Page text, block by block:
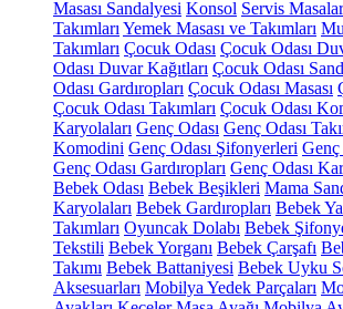
Masası Sandalyesi Konsol Servis
Takımları Yemek Masası ve Takımları
Takımları Çocuk Odası Çocuk Odası
Odası Duvar Kağıtları Çocuk Odası
Odası Gardıropları Çocuk Odası Masası
Çocuk Odası Takımları Çocuk Odası
Karyolaları Genç Odası Genç Odası
Komodini Genç Odası Şifonyerleri Genç
Genç Odası Gardıropları Genç Odası
Bebek Odası Bebek Beşikleri Mama
Karyolaları Bebek Gardıropları Bebek
Takımları Oyuncak Dolabı Bebek
Tekstili Bebek Yorganı Bebek Çarşafı
Takımı Bebek Battaniyesi Bebek Uyku
Aksesuarları Mobilya Yedek Parçaları